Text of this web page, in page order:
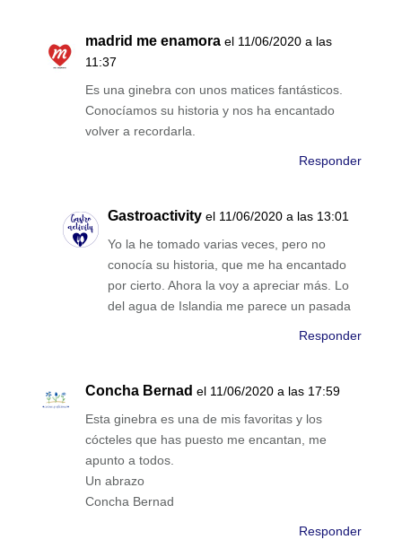
madrid me enamora el 11/06/2020 a las
11:37
Es una ginebra con unos matices fantásticos.
Conocíamos su historia y nos ha encantado
volver a recordarla.
Responder
Gastroactivity el 11/06/2020 a las 13:01
Yo la he tomado varias veces, pero no
conocía su historia, que me ha encantado
por cierto. Ahora la voy a apreciar más. Lo
del agua de Islandia me parece un pasada
Responder
Concha Bernad el 11/06/2020 a las 17:59
Esta ginebra es una de mis favoritas y los
cócteles que has puesto me encantan, me
apunto a todos.
Un abrazo
Concha Bernad
Responder